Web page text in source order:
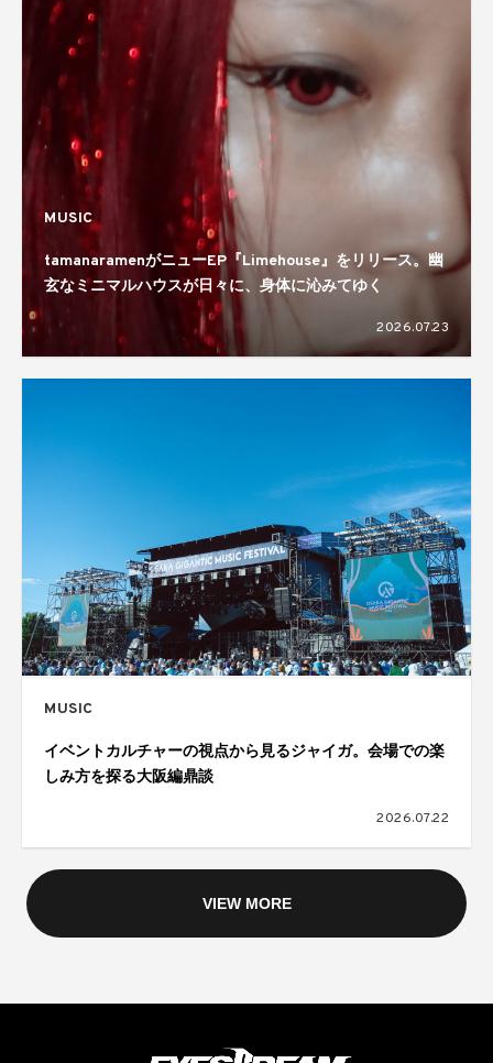
MUSIC
tamanaramenがニューEP『Limehouse』をリリース。幽
玄なミニマルハウスが日々に、身体に沁みてゆく
2026.07.23
MUSIC
イベントカルチャーの視点から見るジャイガ。会場での楽
しみ方を探る大阪編鼎談
2026.07.22
VIEW MORE